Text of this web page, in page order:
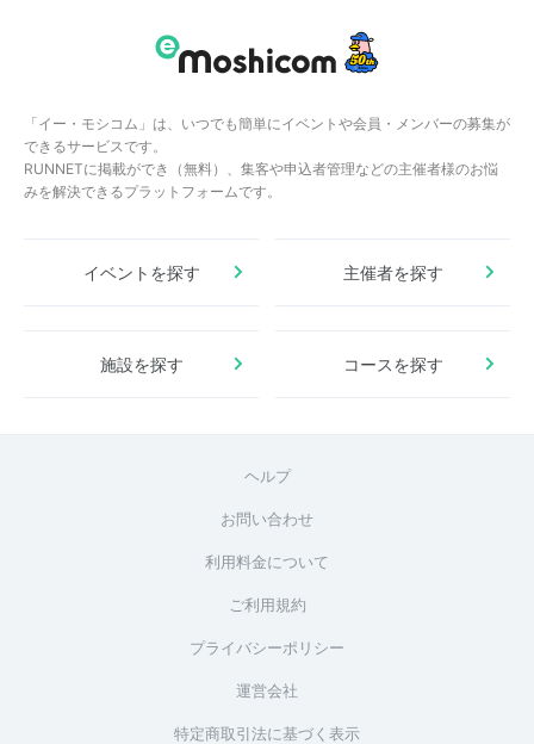
「イー・モシコム」は、いつでも簡単にイベントや会員・メンバーの募集が
できるサービスです。
RUNNETに掲載ができ（無料）、集客や申込者管理などの主催者様のお悩
みを解決できるプラットフォームです。
イベントを探す 主催者を探す
施設を探す コースを探す
ヘルプ
お問い合わせ
利用料金について
ご利用規約
プライバシーポリシー
運営会社
特定商取引法に基づく表示